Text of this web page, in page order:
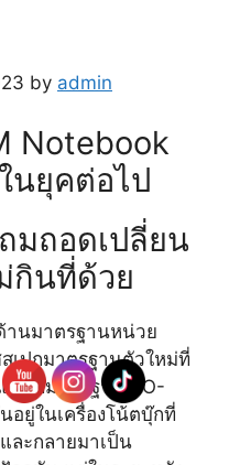
by admin
Notebook
นยุคต่อไป
มถอดเปลี่ยน
กินที่ด้วย
านมาตรฐานหน่วย
เปกมาตรฐานตัวใหม่ที่
ทนที่มาตรฐาน SO-
อยู่ในเครื่องโน้ตบุ๊กที่
ละกลายมาเป็น